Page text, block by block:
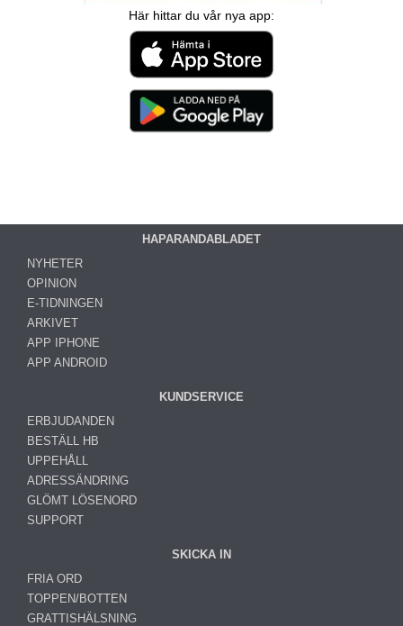
Här hittar du vår nya app:
HAPARANDABLADET
NYHETER
OPINION
E-TIDNINGEN
ARKIVET
APP IPHONE
APP ANDROID
KUNDSERVICE
ERBJUDANDEN
BESTÄLL HB
UPPEHÅLL
ADRESSÄNDRING
GLÖMT LÖSENORD
SUPPORT
SKICKA IN
FRIA ORD
TOPPEN/BOTTEN
GRATTISHÄLSNING